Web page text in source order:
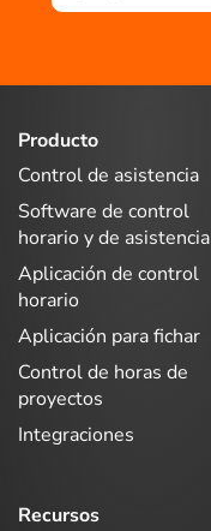
Producto
Control de asistencia
Software de control
horario y de asistencia
Aplicación de control
horario
Aplicación para fichar
Control de horas de
proyectos
Integraciones
Recursos